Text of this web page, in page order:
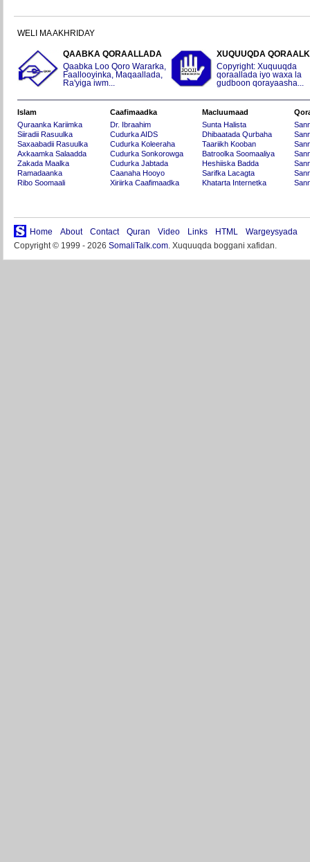
WELI MA AKHRIDAY
QAABKA QORAALLADA
Qaabka Loo Qoro Wararka,
Faallooyinka, Maqaallada,
Ra'yiga iwm...
XUQUUQDA
Copyright: Xuquuqda
qoraallada iyo waxa la
gudboon qorayaasha...
Islam
Quraanka Kariimka
Siiradii Rasuulka
Saxaabadii Rasuulka
Axkaamka Salaadda
Zakada Maalka
Ramadaanka
Ribo Soomaali
Caafimaadka
Dr. Ibraahim
Cudurka AIDS
Cudurka Koleeraha
Cudurka Sonkorowga
Cudurka Jabtada
Caanaha Hooyo
Xiriirka Caafimaadka
Macluumaad
Sunta Halista
Dhibaatada Qurbaha
Taariikh Kooban
Batroolka Soomaaliya
Heshiiska Badda
Sarifka Lacagta
Khatarta Internetka
Home About Contact Quran Video Links HTML
Wargeysyada
Copyright © 1999 - 2026 SomaliTalk.com. Xuquuqda boggani xafidan.